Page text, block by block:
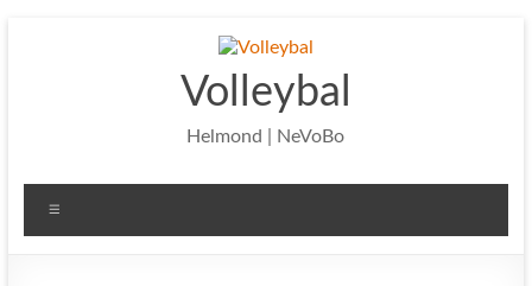
Volleybal
Helmond | NeVoBo